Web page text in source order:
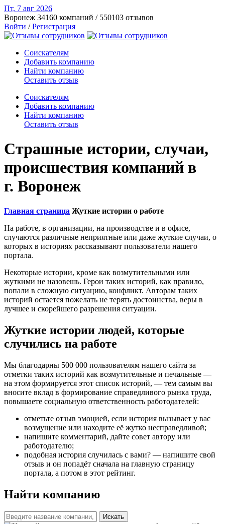
Пт, 7 авг 2026
Воронеж 34160 компаний / 550103 отзывов
Войти /Регистрация
Соискателям
Добавить компанию
Найти компанию
Оставить отзыв
Соискателям
Добавить компанию
Найти компанию
Оставить отзыв
Страшные истории, случаи,
происшествия компаний в
г. Воронеж
Главная страница Жуткие истории о работе
На работе, в организации, на производстве и в офисе,
случаются различные неприятные или даже жуткие случаи, о
которых в историях рассказывают пользователи нашего
портала.
Некоторые истории, кроме как возмутительными или
жуткими не назовешь. Герои таких историй, как правило,
попали в сложную ситуацию, конфликт. Авторам таких
историй остается пожелать не терять достоинства, веры в
лучшее и скорейшего разрешения ситуации.
Жуткие истории людей, которые
случились на работе
Мы благодарны 500 000 пользователям нашего сайта за
отметки таких историй как возмутительные и печальные —
на этом формируется этот список историй, — тем самым вы
вносите вклад в формирование справедливого рынка труда,
повышаете социальную ответственность работодателей:
отметьте отзыв эмоцией, если история вызывает у вас
возмущение или находите её жутко несправедливой;
напишите комментарий, дайте совет автору или
работодателю;
подобная история случилась с вами? — напишите свой
отзыв и он попадёт сначала на главную страницу
портала, а потом в этот рейтинг.
Найти компанию
Искать